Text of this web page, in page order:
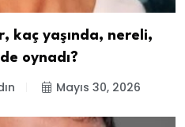
kaç yaşında, nereli,
oynadı?
Mayıs 30, 2026